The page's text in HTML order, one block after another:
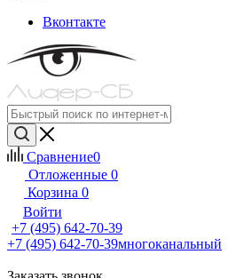
Вконтакте
Сравнение0
Отложенные 0
Корзина 0
Войти
+7 (495) 642-70-39
+7 (495) 642-70-39многоканальный